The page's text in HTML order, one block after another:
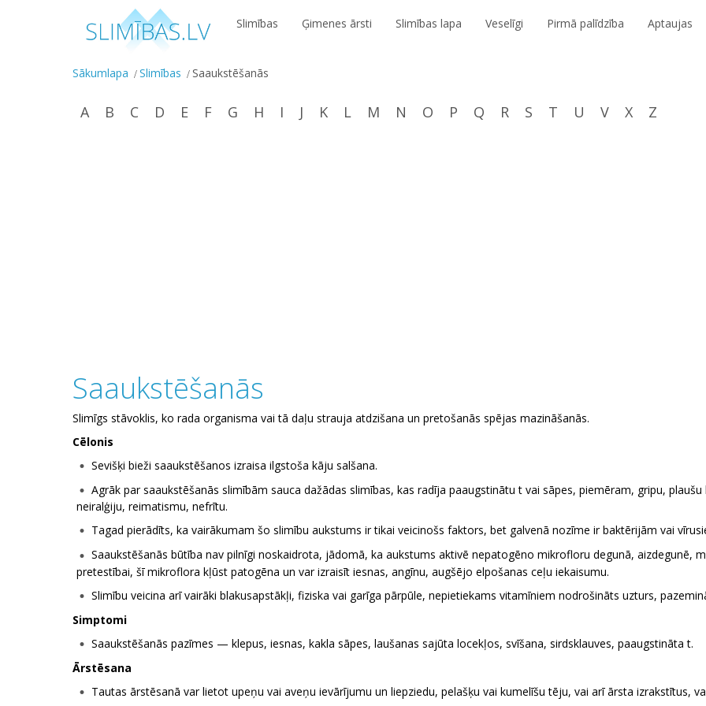
Slimības Ģimenes ārsti Slimības lapa Veselīgi Pirmā palīdzība Aptaujas
Sākumlapa Slimības Saaukstēšanās
A B C D E F G H I J K L M N O P Q R S T U V X Z
Saaukstēšanās
Slimīgs stāvoklis, ko rada organisma vai tā daļu strauja atdzišana un pretošanās spējas mazināšanās.
Cēlonis
Sevišķi bieži saaukstēšanos izraisa ilgstoša kāju salšana.
Agrāk par saaukstēšanās slimībām sauca dažādas slimības, kas radīja paaugstinātu t vai sāpes, piemēram, gripu,
neiralģiju, reimatismu, nefrītu.
Tagad pierādīts, ka vairākumam šo slimību aukstums ir tikai veicinošs faktors, bet galvenā nozīme ir baktērijām vai
Saaukstēšanās būtība nav pilnīgi noskaidrota, jādomā, ka aukstums aktivē nepatogēno mikrofloru degunā, aizdegunē,
pretestībai, šī mikroflora kļūst patogēna un var izraisīt iesnas, angīnu, augšējo elpošanas ceļu iekaisumu.
Slimību veicina arī vairāki blakusapstākļi, fiziska vai garīga pārpūle, nepietiekams vitamīniem nodrošināts uzturs,
Simptomi
Saaukstēšanās pazīmes — klepus, iesnas, kakla sāpes, laušanas sajūta locekļos, svīšana, sirdsklauves, paaugstināta t.
Ārstēsana
Tautas ārstēsanā var lietot upeņu vai aveņu ievārījumu un liepziedu, pelašķu vai kumelīšu tēju, vai arī ārsta izrakstītus,